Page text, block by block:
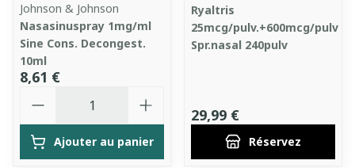
Johnson & Johnson
Nasasinuspray 1mg/ml
Sine Cons. Decongest.
10ml
8,61 €
Ajouter au panier
Ryaltris
25mcg/pulv.+600mcg/pulv
Spr.nasal 240pulv
29,99 €
Réservez